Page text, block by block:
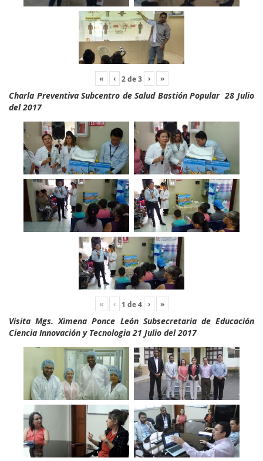
« ‹ 2de3 › »
Charla Preventiva Subcentro de Salud Bastión Popular 28 Julio
del 2017
« ‹ 1 de4 › »
Visita Mgs. Ximena Ponce León Subsecretaria de Educación
Ciencia Innovación y Tecnologia 21 Julio del 2017